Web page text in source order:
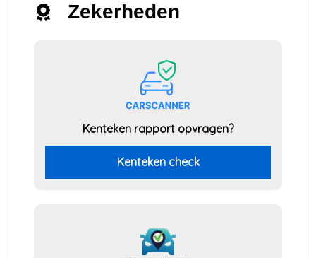
Zekerheden
Kenteken rapport opvragen?
Kenteken check